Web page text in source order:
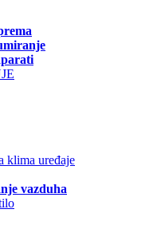
klima uređaje
vazduha